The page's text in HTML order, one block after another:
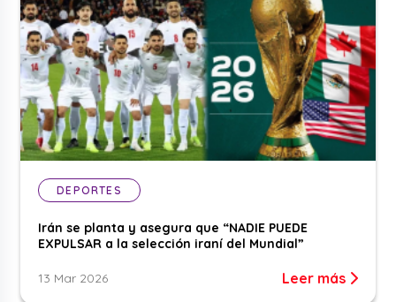
DEPORTES
Irán se planta y asegura que “NADIE PUEDE
EXPULSAR a la selección iraní del Mundial”
13 Mar 2026 Leer más